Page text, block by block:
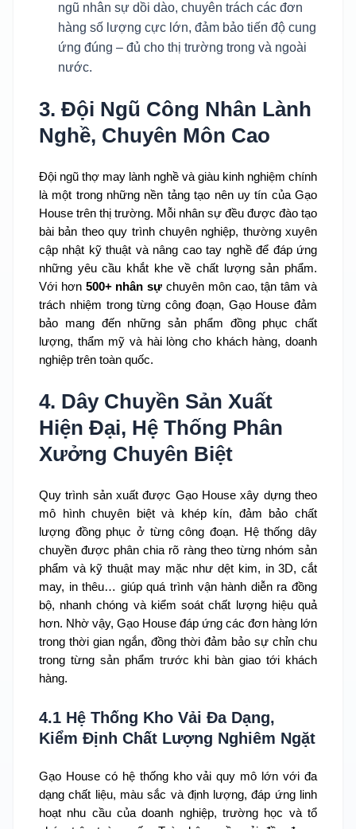
ngũ nhân sự dồi dào, chuyên trách các đơn
hàng số lượng cực lớn, đảm bảo tiến độ cung
ứng đúng – đủ cho thị trường trong và ngoài
nước.
3. Đội Ngũ Công Nhân Lành
Nghề, Chuyên Môn Cao
Đội ngũ thợ may lành nghề và giàu kinh nghiệm chính
là một trong những nền tảng tạo nên uy tín của Gạo
House trên thị trường. Mỗi nhân sự đều được đào tạo
bài bản theo quy trình chuyên nghiệp, thường xuyên
cập nhật kỹ thuật và nâng cao tay nghề để đáp ứng
những yêu cầu khắt khe về chất lượng sản phẩm.
Với hơn 500+ nhân sự chuyên môn cao, tận tâm và
trách nhiệm trong từng công đoạn, Gạo House đảm
bảo mang đến những sản phẩm đồng phục chất
lượng, thẩm mỹ và hài lòng cho khách hàng, doanh
nghiệp trên toàn quốc.
4. Dây Chuyền Sản Xuất
Hiện Đại, Hệ Thống Phân
Xưởng Chuyên Biệt
Quy trình sản xuất được Gạo House xây dựng theo
mô hình chuyên biệt và khép kín, đảm bảo chất
lượng đồng phục ở từng công đoạn. Hệ thống dây
chuyền được phân chia rõ ràng theo từng nhóm sản
phẩm và kỹ thuật may mặc như dệt kim, in 3D, cắt
may, in thêu… giúp quá trình vận hành diễn ra đồng
bộ, nhanh chóng và kiểm soát chất lượng hiệu quả
hơn. Nhờ vậy, Gạo House đáp ứng các đơn hàng lớn
trong thời gian ngắn, đồng thời đảm bảo sự chỉn chu
trong từng sản phẩm trước khi bàn giao tới khách
hàng.
4.1 Hệ Thống Kho Vải Đa Dạng,
Kiểm Định Chất Lượng Nghiêm Ngặt
Gạo House có hệ thống kho vải quy mô lớn với đa
dạng chất liệu, màu sắc và định lượng, đáp ứng linh
hoạt nhu cầu của doanh nghiệp, trường học và tổ